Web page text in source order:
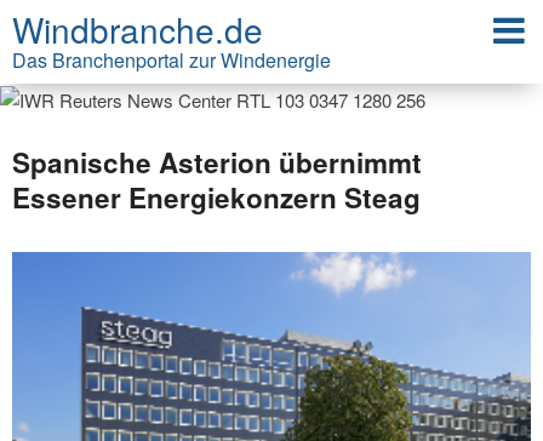
Windbranche.de
Das Branchenportal zur Windenergie
Spanische Asterion übernimmt
Essener Energiekonzern Steag